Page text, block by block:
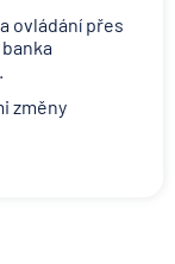
ovládání přes
změny